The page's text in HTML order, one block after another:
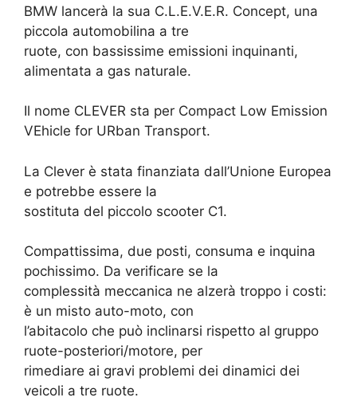
BMW lancerà la sua C.L.E.V.E.R. Concept, una
piccola automobilina a tre
ruote, con bassissime emissioni inquinanti,
alimentata a gas naturale.
Il nome CLEVER sta per Compact Low Emission
VEhicle for URban Transport.
La Clever è stata finanziata dall’Unione Europea
e potrebbe essere la
sostituta del piccolo scooter C1.
Compattissima, due posti, consuma e inquina
pochissimo. Da verificare se la
complessità meccanica ne alzerà troppo i costi:
è un misto auto-moto, con
l’abitacolo che può inclinarsi rispetto al gruppo
ruote-posteriori/motore, per
rimediare ai gravi problemi dei dinamici dei
veicoli a tre ruote.